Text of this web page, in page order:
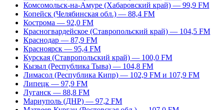
Комсомольск-на-Амуре (Хабаровский край) — 99,9 FM
Копейск (Челябинская обл.) — 88,4 FM
Кострома — 92,0 FM
Красногвардейское (Ставропольский край) — 104,5 FM
Краснодар — 87,9 FM
Красноярск — 95,4 FM
Курская (Ставропольский край) — 100,0 FM
Кызыл (Республика Тыва) — 104,8 FM
Лимасол (Республика Кипр) — 102,9 FM и 107,9 FM
Липецк — 97,9 FM
Луганск — 88,8 FM
Мариуполь (ДНР) — 97,2 FM